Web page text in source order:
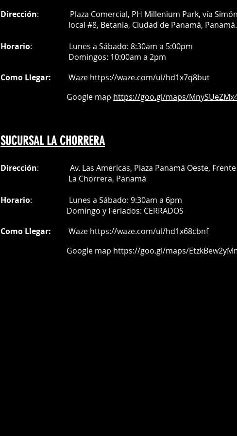
Dirección: Plaza Comercial, PH Millenium Park, vía
local #8, Betania, Ciudad de Panamá, Panamá.
Horario: Lunes a Sábado: 8:30am a 5:00pm
Domingos: 10:00am a 2pm
Como Llegar: Waze https://waze.com/ul/hd1x7q8but
Google map https://goo.gl/maps/
SUCURSAL LA CHORRERA
Dirección: Av. Las Americas, Plaza Panamá Oeste, Frente
La Chorrera, Panamá
Horario: Lunes a Sábado: 9:30am a 6pm
Domingo y Feriados: CERRADOS
Como Llegar: Waze https://waze.com/ul/hd1x68cbnf
Google map https://goo.gl/maps/